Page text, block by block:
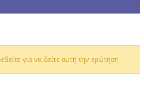
για να δείτε αυτή την ερώτηση